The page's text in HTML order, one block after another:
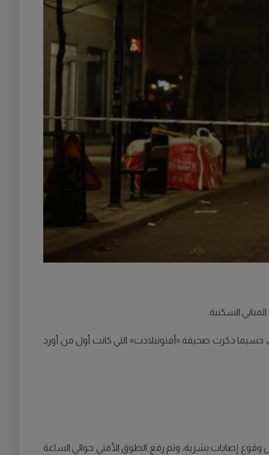
السكنية.
ذكرت صحيفة «أفتونبلادت» التي كانت أول من أورد
وقوع إصابات بشرية، وتم رفع الطوق الأمني حوالي الساعة